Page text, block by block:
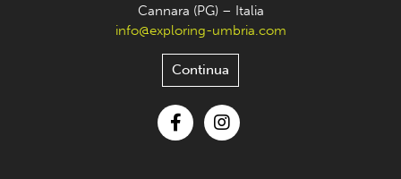
Cannara (PG) – Italia
info@exploring-umbria.com
Continua